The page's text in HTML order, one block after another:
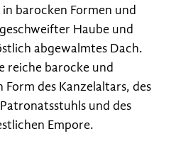
barocken Formen und
Haube und
abgewalmtes Dach.
reiche barocke und
des Kanzelaltars, des
und des
Empore.